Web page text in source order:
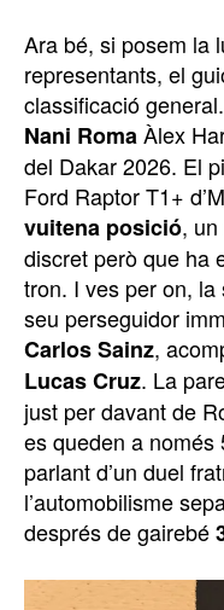
Ara bé, si posem la
representants, el
classificació
Nani RomaÀlex
del Dakar 2026. El
Ford Raptor T1+
vuitena posició,
discret però que ha
tron. I ves per on, la
seu perseguidor
Carlos Sainz,
Lucas Cruz. La
just per davant de
es queden a només
parlant d’un duel
l’automobilisme
després de gairebé